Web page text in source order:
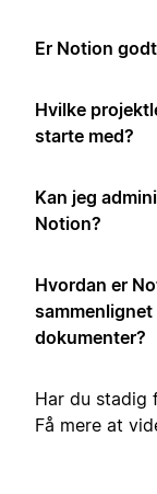
Er Notion
Hvilke
starte med?
Kan jeg
Notion?
Hvordan er
sammenlignet
dokumenter?
Har du stadig
Få mere at